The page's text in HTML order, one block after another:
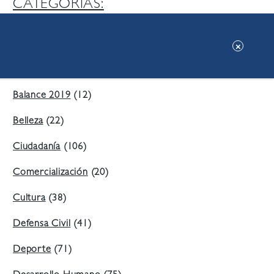
CATEGORIAS:
Balance 2019(12)
Belleza(22)
Ciudadanía (106)
Comercialización(20)
Cultura(38)
Defensa Civil(41)
Deporte(71)